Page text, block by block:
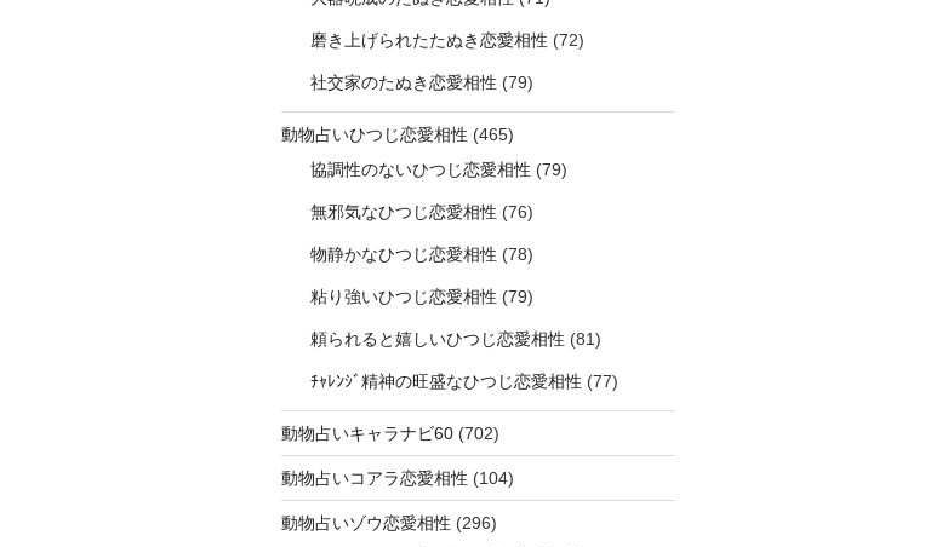
磨き上げられたたぬき恋愛相性 (72)
社交家のたぬき恋愛相性 (79)
動物占いひつじ恋愛相性 (465)
協調性のないひつじ恋愛相性 (79)
無邪気なひつじ恋愛相性 (76)
物静かなひつじ恋愛相性 (78)
粘り強いひつじ恋愛相性 (79)
頼られると嬉しいひつじ恋愛相性 (81)
ﾁｬﾚﾝｼﾞ精神の旺盛なひつじ恋愛相性 (77)
動物占いキャラナビ60(702)
動物占いコアラ恋愛相性 (104)
動物占いゾウ恋愛相性 (296)